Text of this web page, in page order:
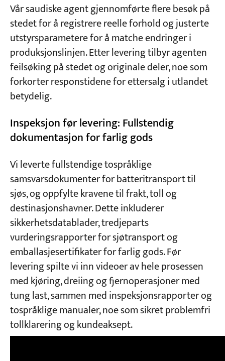
Vår saudiske agent gjennomførte flere besøk på
stedet for å registrere reelle forhold og justerte
utstyrsparametere for å matche endringer i
produksjonslinjen. Etter levering tilbyr agenten
feilsøking på stedet og originale deler, noe som
forkorter responstidene for ettersalg i utlandet
betydelig.
Inspeksjon før levering: Fullstendig
dokumentasjon for farlig gods
Vi leverte fullstendige tospråklige
samsvarsdokumenter for batteritransport til
sjøs, og oppfylte kravene til frakt, toll og
destinasjonshavner. Dette inkluderer
sikkerhetsdatablader, tredjeparts
vurderingsrapporter for sjøtransport og
emballasjesertifikater for farlig gods. Før
levering spilte vi inn videoer av hele prosessen
med kjøring, dreiing og fjernoperasjoner med
tung last, sammen med inspeksjonsrapporter og
tospråklige manualer, noe som sikret problemfri
tollklarering og kundeaksept.